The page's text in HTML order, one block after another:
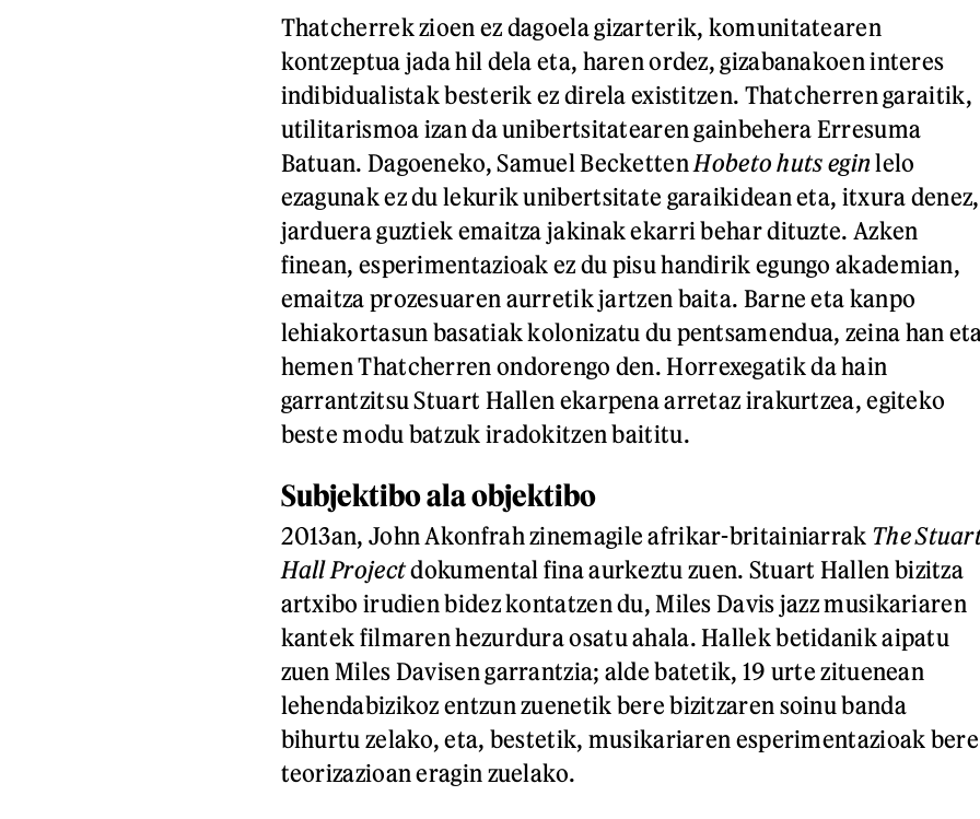
Thatcherrek zioen ez dagoela gizarterik, komunitatearen
kontzeptua jada hil dela eta, haren ordez, gizabanakoen interes
indibidualistak besterik ez direla existitzen. Thatcherren garaitik,
utilitarismoa izan da unibertsitatearen gainbehera Erresuma
Batuan. Dagoeneko, Samuel Becketten Hobeto huts eginlelo
ezagunak ez du lekurik unibertsitate garaikidean eta, itxura denez,
jarduera guztiek emaitza jakinak ekarri behar dituzte. Azken
finean, esperimentazioak ez du pisu handirik egungo akademian,
emaitza prozesuaren aurretik jartzen baita. Barne eta kanpo
lehiakortasun basatiak kolonizatu du pentsamendua, zeina han
hemen Thatcherren ondorengo den. Horrexegatik da hain
garrantzitsu Stuart Hallen ekarpena arretaz irakurtzea, egiteko
beste modu batzuk iradokitzen baititu.
Subjektibo ala objektibo
2013an, John Akonfrah zinemagile afrikar-britainiarrak The
Hall Projectdokumental fina aurkeztu zuen. Stuart Hallen bizitza
artxibo irudien bidez kontatzen du, Miles Davis jazz musikariaren
kantek filmaren hezurdura osatu ahala. Hallek betidanik aipatu
zuen Miles Davisen garrantzia; alde batetik, 19 urte zituenean
lehendabizikoz entzun zuenetik bere bizitzaren soinu banda
bihurtu zelako, eta, bestetik, musikariaren esperimentazioak bere
teorizazioan eragin zuelako.